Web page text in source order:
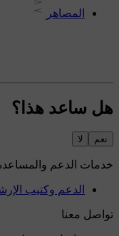
المصاهر
هل ساعد هذا؟
نعم لا